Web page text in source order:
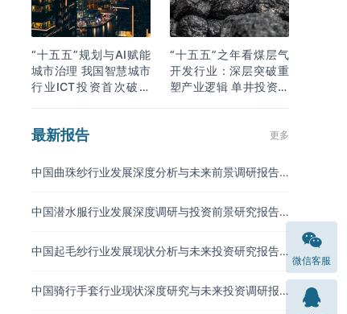
“十五五”规划与AI赋能
城市治理 我国智慧城市
行业ICT投资首次破万
“十五五”之年看煤层气
开发行业：深层突破重
塑产业逻辑 单井投资成
最新报告 更多
中国曲珠纱行业发展深度分析与未来前景调研报告
中国潜水服行业发展深度调研与投资前景研究报告
中国起毛纱行业发展现状分析与未来投资研究报告
中国骑行手套行业现状深度研究与未来投资调研报
微信客服